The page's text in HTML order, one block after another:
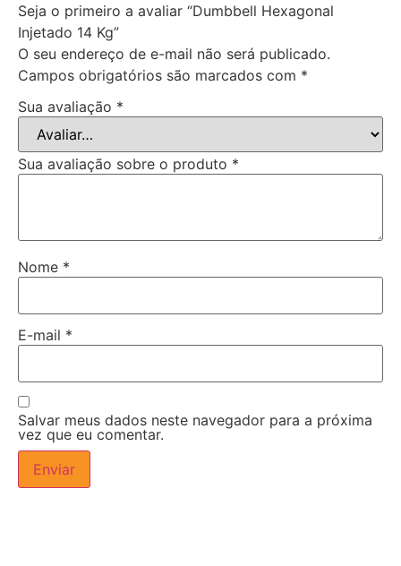
Seja o primeiro a avaliar “Dumbbell Hexagonal
Injetado 14 Kg”
O seu endereço de e-mail não será publicado.
Campos obrigatórios são marcados com *
Sua avaliação *
Sua avaliação sobre o produto *
Nome *
E-mail *
Salvar meus dados neste navegador para a próxima
vez que eu comentar.